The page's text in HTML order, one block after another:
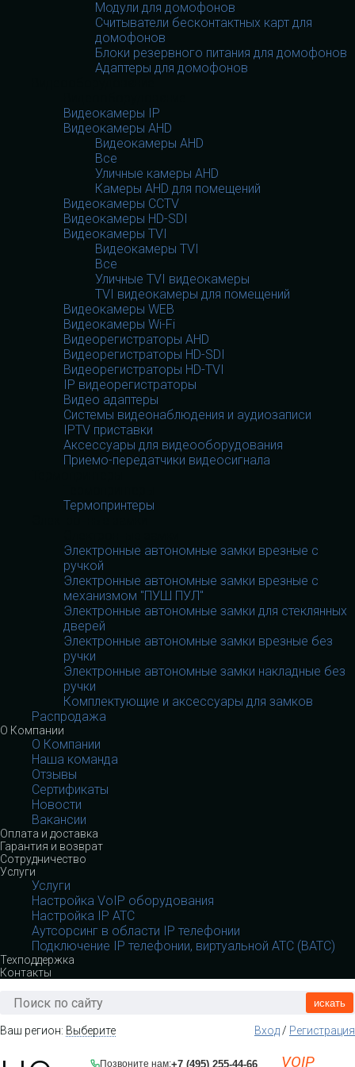
Модули для домофонов
Считыватели бесконтактных карт для
домофонов
Блоки резервного питания для домофонов
Адаптеры для домофонов
Видеокамеры IP
Видеокамеры AHD
Видеокамеры AHD
Все
Уличные камеры AHD
Камеры AHD для помещений
Видеокамеры CCTV
Видеокамеры HD-SDI
Видеокамеры TVI
Видеокамеры TVI
Все
Уличные TVI видеокамеры
TVI видеокамеры для помещений
Видеокамеры WEB
Видеокамеры Wi-Fi
Видеорегистраторы AHD
Видеорегистраторы HD-SDI
Видеорегистраторы HD-TVI
IP видеорегистраторы
Видео адаптеры
Системы видеонаблюдения и аудиозаписи
IPTV приставки
Аксессуары для видеооборудования
Приемо-передатчики видеосигнала
Термопринтеры
Электронные автономные замки врезные с
ручкой
Электронные автономные замки врезные с
механизмом "ПУШ ПУЛ"
Электронные автономные замки для стеклянных
дверей
Электронные автономные замки врезные без
ручки
Электронные автономные замки накладные без
ручки
Комплектующие и аксессуары для замков
Распродажа
О Компании
О Компании
Наша команда
Отзывы
Сертификаты
Новости
Вакансии
Оплата и доставка
Гарантия и возврат
Сотрудничество
Услуги
Услуги
Настройка VoIP оборудования
Настройка IP АТС
Аутсорсинг в области IP телефонии
Подключение IP телефонии, виртуальной АТС (ВАТС)
Техподдержка
Контакты
искать
Ваш регион: Выберите Вход/ Регистрация
Позвоните нам:+7 (495) 255-44-66
VOIP